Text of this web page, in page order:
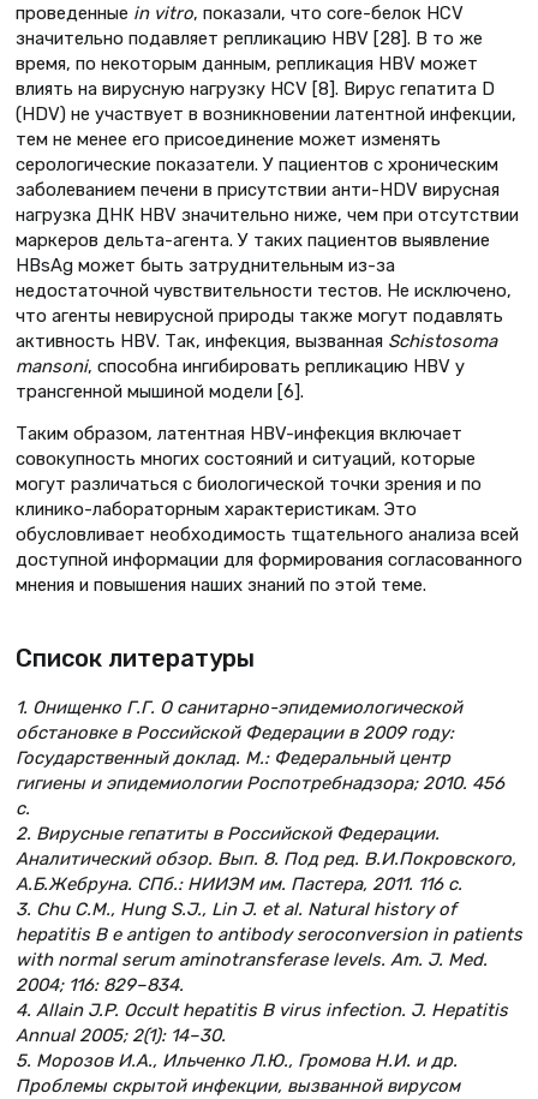
проведенные in vitro, показали, что core-белок НСV
значительно подавляет репликацию НВV [28]. В то же
время, по некоторым данным, репликация НВV может
влиять на вирусную нагрузку НСV [8]. Вирус гепатита D
(HDV) не участвует в возникновении латентной инфекции,
тем не менее его присоединение может изменять
серологические показатели. У пациентов с хроническим
заболеванием печени в присутствии анти-HDV вирусная
нагрузка ДНК НВV значительно ниже, чем при отсутствии
маркеров дельта-агента. У таких пациентов выявление
HBsAg может быть затруднительным из-за
недостаточной чувствительности тестов. Не исключено,
что агенты невирусной природы также могут подавлять
активность НВV. Так, инфекция, вызванная Schistosoma
mansoni, способна ингибировать репликацию НВV у
трансгенной мышиной модели [6].
Таким образом, латентная HBV-инфекция включает
совокупность многих состояний и ситуаций, которые
могут различаться с биологической точки зрения и по
клинико-лабораторным характеристикам. Это
обусловливает необходимость тщательного анализа всей
доступной информации для формирования согласованного
мнения и повышения наших знаний по этой теме.
Список литературы
1. Онищенко Г.Г. О санитарно-эпидемиологической
обстановке в Российской Федерации в 2009 году:
Государственный доклад. М.: Федеральный центр
гигиены и эпидемиологии Роспотребнадзора; 2010. 456
с.
2. Вирусные гепатиты в Российской Федерации.
Аналитический обзор. Вып. 8. Под ред. В.И.Покровского,
А.Б.Жебруна. СПб.: НИИЭМ им. Пастера, 2011. 116 с.
3. Chu C.M., Hung S.J., Lin J. et al. Natural history of
hepatitis B e antigen to antibody seroconversion in patients
with normal serum aminotransferase levels. Am. J. Med.
2004; 116: 829–834.
4. Allain J.P. Occult hepatitis B virus infection. J. Hepatitis
Annual 2005; 2(1): 14–30.
5. Морозов И.А., Ильченко Л.Ю., Громова Н.И. и др.
Проблемы скрытой инфекции, вызванной вирусом